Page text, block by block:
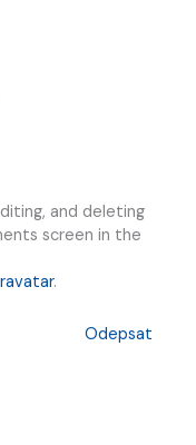
and deleting
screen in the
.
Odepsat